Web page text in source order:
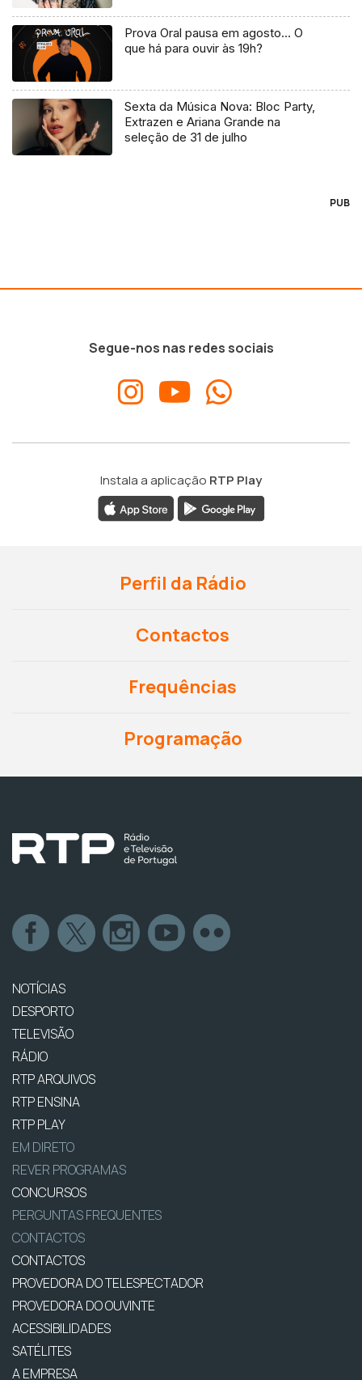
Prova Oral pausa em agosto… O
que há para ouvir às 19h?
Sexta da Música Nova: Bloc Party,
Extrazen e Ariana Grande na
seleção de 31 de julho
PUB
Segue-nos nas redes sociais
Instala a aplicação RTP Play
Perfil da Rádio
Contactos
Frequências
Programação
NOTÍCIAS
DESPORTO
TELEVISÃO
RÁDIO
RTP ARQUIVOS
RTP ENSINA
RTP PLAY
EM DIRETO
REVER PROGRAMAS
CONCURSOS
PERGUNTAS FREQUENTES
CONTACTOS
CONTACTOS
PROVEDORA DO TELESPECTADOR
PROVEDORA DO OUVINTE
ACESSIBILIDADES
SATÉLITES
A EMPRESA